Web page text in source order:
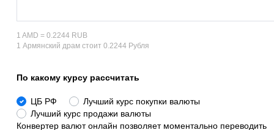
1 AMD = 0.2244 RUB
1 Армянский драм стоит 0.2244 Рубля
По какому курсу рассчитать
ЦБ РФ
Лучший курс покупки валюты
Лучший курс продажи валюты
Конвертер валют онлайн позволяет моментально переводить